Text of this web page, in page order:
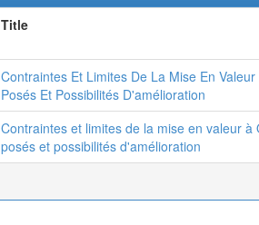
Title
Contraintes Et Limites De La Mise En
Posés Et Possibilités D'amélioration
Contraintes et limites de la mise en valeur
posés et possibilités d'amélioration